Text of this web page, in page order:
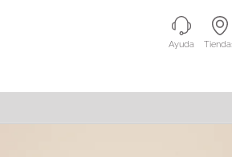
Ayuda